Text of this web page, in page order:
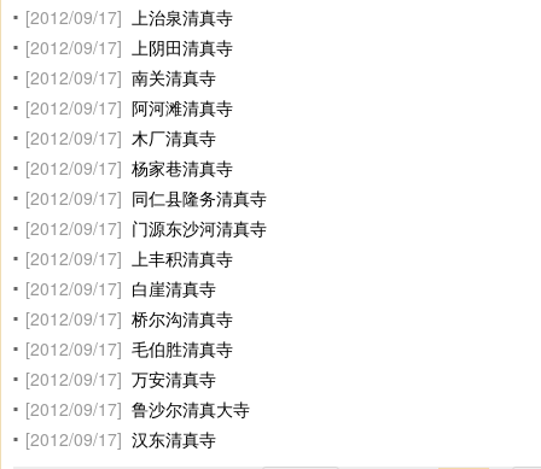
[2012/09/17] 上治泉清真寺
[2012/09/17] 上阴田清真寺
[2012/09/17] 南关清真寺
[2012/09/17] 阿河滩清真寺
[2012/09/17] 木厂清真寺
[2012/09/17] 杨家巷清真寺
[2012/09/17] 同仁县隆务清真寺
[2012/09/17] 门源东沙河清真寺
[2012/09/17] 上丰积清真寺
[2012/09/17] 白崖清真寺
[2012/09/17] 桥尔沟清真寺
[2012/09/17] 毛伯胜清真寺
[2012/09/17] 万安清真寺
[2012/09/17] 鲁沙尔清真大寺
[2012/09/17] 汉东清真寺